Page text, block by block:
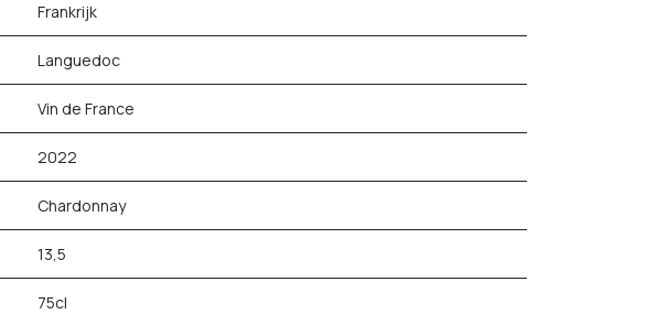
Frankrijk
Languedoc
Vin de France
2022
Chardonnay
13,5
75cl